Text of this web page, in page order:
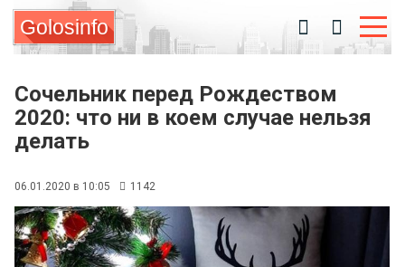
Golosinfo
Сочельник перед Рождеством
2020: что ни в коем случае нельзя
делать
06.01.2020 в 10:05 1142